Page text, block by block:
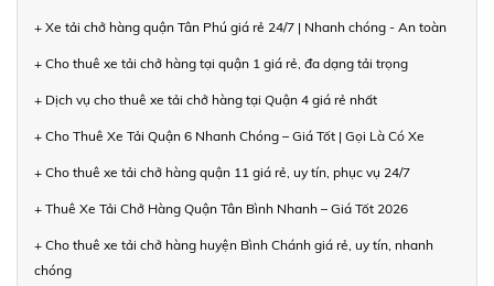
+ Xe tải chở hàng quận Tân Phú giá rẻ 24/7 | Nhanh chóng - An toàn
+ Cho thuê xe tải chở hàng tại quận 1 giá rẻ, đa dạng tải trọng
+ Dịch vụ cho thuê xe tải chở hàng tại Quận 4 giá rẻ nhất
+ Cho Thuê Xe Tải Quận 6 Nhanh Chóng – Giá Tốt | Gọi Là Có Xe
+ Cho thuê xe tải chở hàng quận 11 giá rẻ, uy tín, phục vụ 24/7
+ Thuê Xe Tải Chở Hàng Quận Tân Bình Nhanh – Giá Tốt 2026
+ Cho thuê xe tải chở hàng huyện Bình Chánh giá rẻ, uy tín, nhanh
chóng